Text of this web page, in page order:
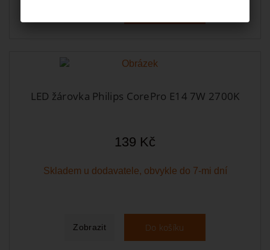
LED žárovka Philips CorePro E14 7W 2700K
139 Kč
Skladem u dodavatele, obvykle do 7-mi dní
Zobrazit Do košíku